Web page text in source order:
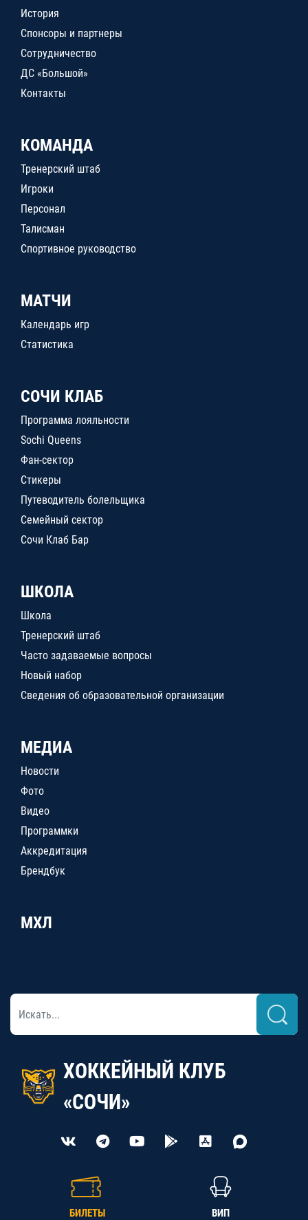
История
Спонсоры и партнеры
Сотрудничество
ДС «Большой»
Контакты
КОМАНДА
Тренерский штаб
Игроки
Персонал
Талисман
Спортивное руководство
МАТЧИ
Календарь игр
Статистика
СОЧИ КЛАБ
Программа лояльности
Sochi Queens
Фан-сектор
Стикеры
Путеводитель болельщика
Семейный сектор
Сочи Клаб Бар
ШКОЛА
Школа
Тренерский штаб
Часто задаваемые вопросы
Новый набор
Сведения об образовательной организации
МЕДИА
Новости
Фото
Видео
Программки
Аккредитация
Брендбук
МХЛ
ХОККЕЙНЫЙ КЛУБ
«СОЧИ»
БИЛЕТЫ ВИП